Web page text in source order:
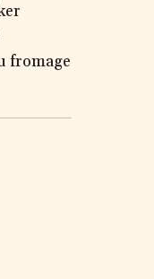
fromage